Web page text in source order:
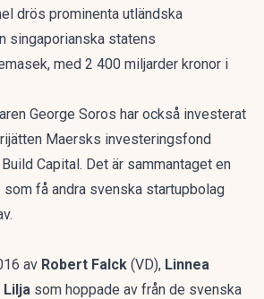
drös prominenta utländska
singaporianska statens
med 2 400 miljarder kronor i
George Soros har också investerat
Maersks investeringsfond
Capital. Det är sammantaget en
få andra svenska startupbolag
av Robert Falck (VD), Linnea
Lilja som hoppade av från de svenska